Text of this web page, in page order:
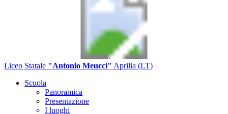
Liceo Statale "Antonio Meucci" Aprilia (LT)
Scuola
Panoramica
Presentazione
I luoghi